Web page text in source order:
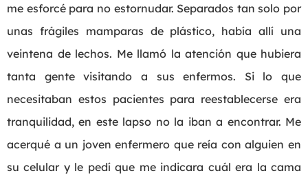
me esforcé para no estornudar. Separados tan solo por
unas frágiles mamparas de plástico, había allí una
veintena de lechos. Me llamó la atención que hubiera
tanta gente visitando a sus enfermos. Si lo que
necesitaban estos pacientes para reestablecerse era
tranquilidad, en este lapso no la iban a encontrar. Me
acerqué a un joven enfermero que reía con alguien en
su celular y le pedí que me indicara cuál era la cama